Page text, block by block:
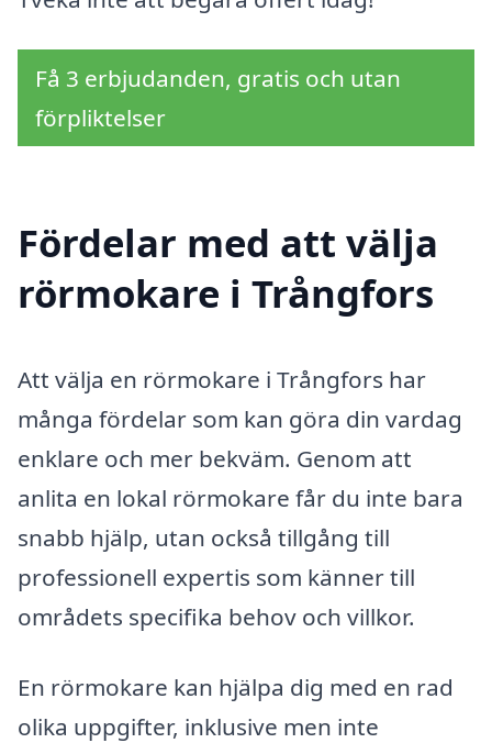
Få 3 erbjudanden, gratis och utan
förpliktelser
Fördelar med att välja
rörmokare i Trångfors
Att välja en rörmokare i Trångfors har
många fördelar som kan göra din vardag
enklare och mer bekväm. Genom att
anlita en lokal rörmokare får du inte bara
snabb hjälp, utan också tillgång till
professionell expertis som känner till
områdets specifika behov och villkor.
En rörmokare kan hjälpa dig med en rad
olika uppgifter, inklusive men inte